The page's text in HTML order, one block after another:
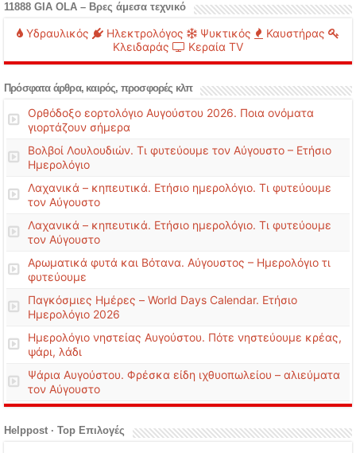
11888 GIA OLA – Βρες άμεσα τεχνικό
Υδραυλικός Ηλεκτρολόγος Ψυκτικός
Καυστήρας
Κλειδαράς
Κεραία TV
Πρόσφατα άρθρα, καιρός, προσφορές κλπ
Ορθόδοξο εορτολόγιο Αυγούστου 2026. Ποια ονόματα
γιορτάζουν σήμερα
Βολβοί Λουλουδιών. Τι φυτεύουμε τον Αύγουστο – Ετήσιο
Ημερολόγιο
Λαχανικά – κηπευτικά. Ετήσιο ημερολόγιο. Τι φυτεύουμε
τον Αύγουστο
Λαχανικά – κηπευτικά. Ετήσιο ημερολόγιο. Τι φυτεύουμε
τον Αύγουστο
Αρωματικά φυτά και Βότανα. Αύγουστος – Ημερολόγιο τι
φυτεύουμε
Παγκόσμιες Ημέρες – World Days Calendar. Ετήσιο
Ημερολόγιο 2026
Ημερολόγιο νηστείας Αυγούστου. Πότε νηστεύουμε κρέας,
ψάρι, λάδι
Ψάρια Αυγούστου. Φρέσκα είδη ιχθυοπωλείου – αλιεύματα
τον Αύγουστο
Helppost · Top Επιλογές